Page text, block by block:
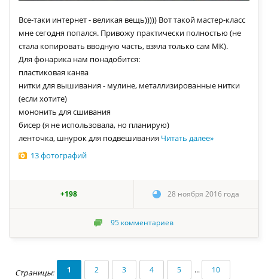
Все-таки интернет - великая вещь))))) Вот такой мастер-класс
мне сегодня попался. Привожу практически полностью (не
стала копировать вводную часть, взяла только сам МК).
Для фонарика нам понадобится:
пластиковая канва
нитки для вышивания - мулине, металлизированные нитки
(если хотите)
мононить для сшивания
бисер (я не использовала, но планирую)
ленточка, шнурок для подвешивания Читать далее»
13 фотографий
+198 28 ноября 2016 года
95 комментариев
Страницы: 1 2 3 4 5 ... 10